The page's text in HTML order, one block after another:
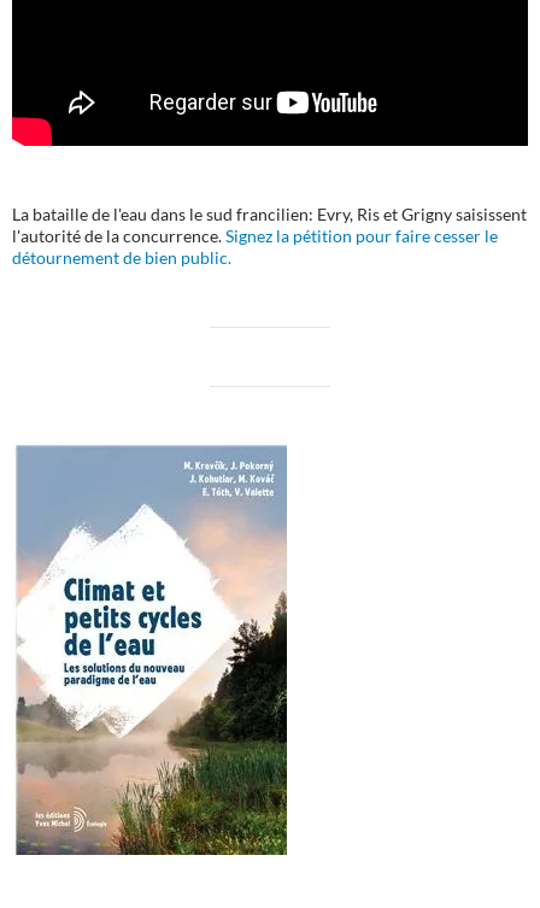
La bataille de l'eau dans le sud francilien: Evry, Ris et Grigny saisissent
l'autorité de la concurrence.Signez la pétition pour faire cesser le
détournement de bien public.